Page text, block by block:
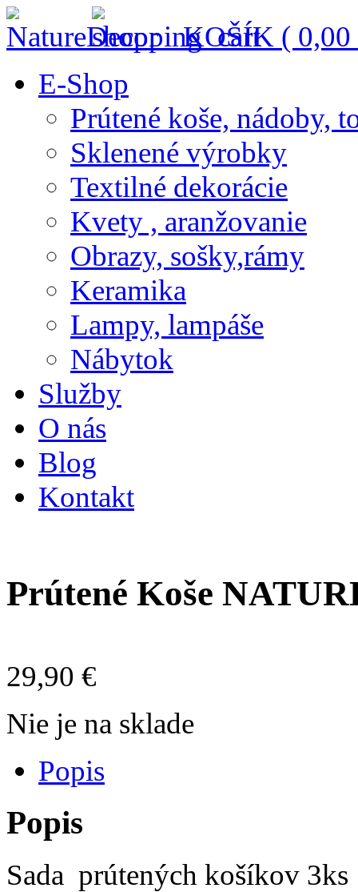
KOŠÍK ( 0,00
E-Shop
Prútené koše, nádoby,
Sklenené výrobky
Textilné dekorácie
Kvety , aranžovanie
Obrazy, sošky,rámy
Keramika
Lampy, lampáše
Nábytok
Služby
O nás
Blog
Kontakt
Prútené Koše
29,90 €
Nie je na sklade
Popis
Popis
Sada prútených košíkov